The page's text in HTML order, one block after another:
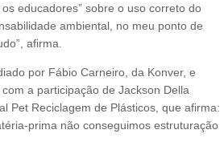
os educadores” sobre o uso correto do
ambiental, no meu ponto de
afirma.
por Fábio Carneiro, da Konver, e
a participação de Jackson Della
Pet Reciclagem de Plásticos, que afirma:
prima não conseguimos estruturação